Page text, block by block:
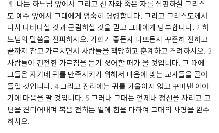
¶ 나는 하느님 앞에서 그리고 산 자와 죽은 자를 심판하실 그리스
도 예수 앞에서 그대에게 엄숙히 명령합니다. 그리고 그리스도께서
다시 나타나실 것과 군림하실 것을 믿고 그대에게 당부합니다. 2 하
느님의 말씀을 전파하시오. 기회가 좋든지 나쁘든지 꾸준히 전하고
끝까지 참고 가르치면서 사람들을 책망하고 훈계하고 격려하시오. 3
사람들이 건전한 가르침을 듣기 싫어할 때가 올 것입니다. 그 때에
그들은 자기네 귀를 만족시키기 위해서 마음에 맞는 교사들을 끌어
들일 것입니다. 4그리고 진리에는 귀를 기울이지 않고 꾸며낸 이야
기에 마음을 팔 것입니다. 5 그러나 그대는 언제나 정신을 차리고 고
난을 견디어내며 복음 전하는 일에 힘을 다하여 그대의 사명을 완수
하시오.